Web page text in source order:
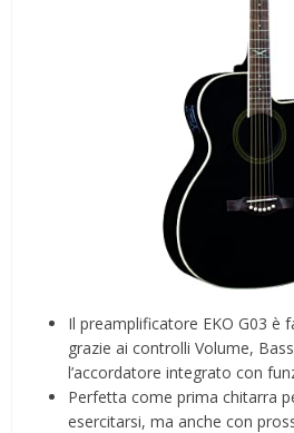
Il preamplificatore EKO G03 è
grazie ai controlli Volume,
l’accordatore integrato con
Perfetta come prima chitarra
esercitarsi, ma anche con